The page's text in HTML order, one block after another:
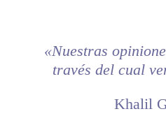
«Nuestras
través del cual
Khalil